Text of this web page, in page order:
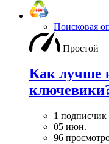
Поисковая
Простой
Как лучше
1 подписчик
05 июн.
96